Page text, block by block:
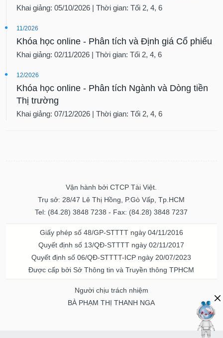
Khai giảng: 05/10/2026 | Thời gian: Tối 2, 4, 6
11/2026
Khóa học online - Phân tích và Định giá Cổ phiếu
Khai giảng: 02/11/2026 | Thời gian: Tối 2, 4, 6
12/2026
Khóa học online - Phân tích Ngành và Dòng tiền
Thị trường
Khai giảng: 07/12/2026 | Thời gian: Tối 2, 4, 6
Vận hành bởi CTCP Tài Việt.
Trụ sở: 28/47 Lê Thị Hồng, P.Gò Vấp, Tp.HCM
Tel: (84.28) 3848 7238 - Fax: (84.28) 3848 7237
Giấy phép số 48/GP-STTTT ngày 04/11/2016
Quyết định số 13/QĐ-STTTT ngày 02/11/2017
Quyết định số 06/QĐ-STTTT-ICP ngày 20/07/2023
Được cấp bởi Sở Thông tin và Truyền thông TPHCM
Người chịu trách nhiệm
BÀ PHẠM THỊ THANH NGA